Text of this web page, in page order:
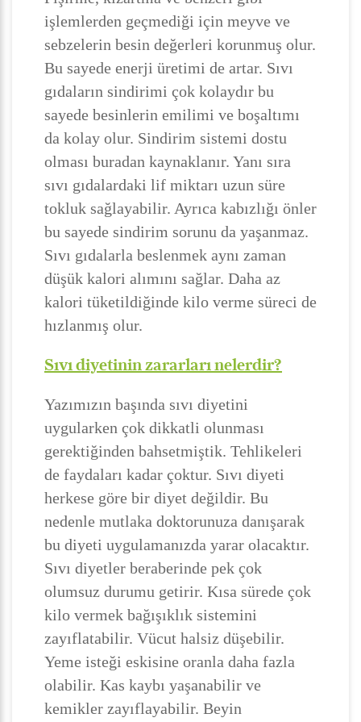
işlemlerden geçmediği için meyve ve
sebzelerin besin değerleri korunmuş olur.
Bu sayede enerji üretimi de artar. Sıvı
gıdaların sindirimi çok kolaydır bu
sayede besinlerin emilimi ve boşaltımı
da kolay olur. Sindirim sistemi dostu
olması buradan kaynaklanır. Yanı sıra
sıvı gıdalardaki lif miktarı uzun süre
tokluk sağlayabilir. Ayrıca kabızlığı önler
bu sayede sindirim sorunu da yaşanmaz.
Sıvı gıdalarla beslenmek aynı zaman
düşük kalori alımını sağlar. Daha az
kalori tüketildiğinde kilo verme süreci de
hızlanmış olur.
Sıvı diyetinin zararları nelerdir?
Yazımızın başında sıvı diyetini
uygularken çok dikkatli olunması
gerektiğinden bahsetmiştik. Tehlikeleri
de faydaları kadar çoktur. Sıvı diyeti
herkese göre bir diyet değildir. Bu
nedenle mutlaka doktorunuza danışarak
bu diyeti uygulamanızda yarar olacaktır.
Sıvı diyetler beraberinde pek çok
olumsuz durumu getirir. Kısa sürede çok
kilo vermek bağışıklık sistemini
zayıflatabilir. Vücut halsiz düşebilir.
Yeme isteği eskisine oranla daha fazla
olabilir. Kas kaybı yaşanabilir ve
kemikler zayıflayabilir. Beyin